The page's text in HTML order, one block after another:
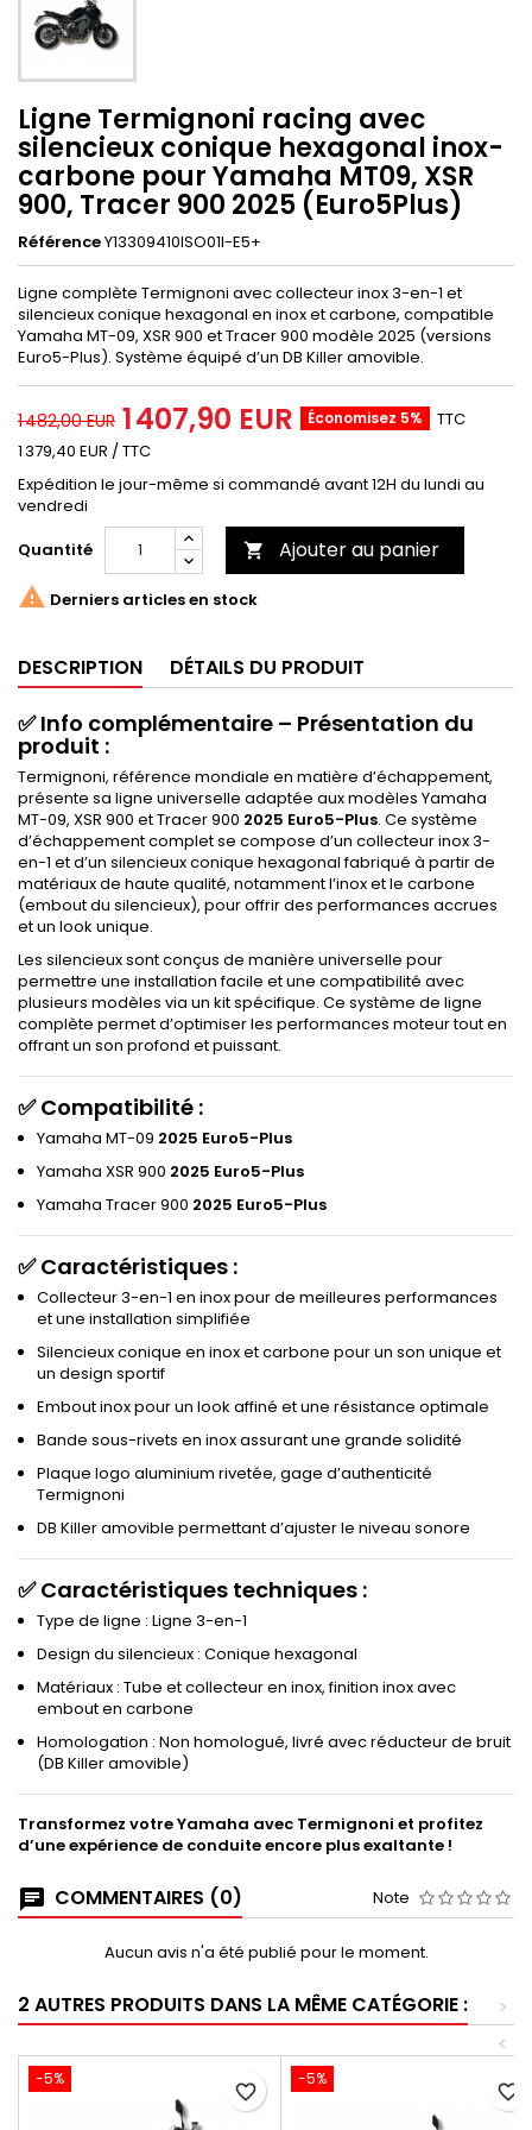
Ligne Termignoni racing avec
silencieux conique hexagonal inox-
carbone pour Yamaha MT09, XSR
900, Tracer 900 2025 (Euro5Plus)
RéférenceY13309410ISO01I-E5+
Ligne complète Termignoni avec collecteur inox 3-en-1 et
silencieux conique hexagonal en inox et carbone, compatible
Yamaha MT-09, XSR 900 et Tracer 900 modèle 2025 (versions
Euro5-Plus). Système équipé d’un DB Killer amovible.
1 482,00 EUR 1 407,90 EUR Économisez 5%
TTC
1 379,40 EUR / TTC
Expédition le jour-même si commandé avant 12H du lundi au
vendredi
Quantité
 Ajouter au panier
 Derniers articles en stock
DESCRIPTION DÉTAILS DU PRODUIT
✅Info complémentaire – Présentation du
produit :
Termignoni, référence mondiale en matière d’échappement,
présente sa ligne universelle adaptée aux modèles Yamaha
MT-09, XSR 900 et Tracer 900 2025 Euro5-Plus. Ce système
d’échappement complet se compose d’un collecteur inox 3-
en-1 et d’un silencieux conique hexagonal fabriqué à partir de
matériaux de haute qualité, notamment l’inox et le carbone
(embout du silencieux), pour offrir des performances accrues
et un look unique.
Les silencieux sont conçus de manière universelle pour
permettre une installation facile et une compatibilité avec
plusieurs modèles via un kit spécifique. Ce système de ligne
complète permet d’optimiser les performances moteur tout en
offrant un son profond et puissant.
✅Compatibilité :
Yamaha MT-09 2025 Euro5-Plus
Yamaha XSR 900 2025 Euro5-Plus
Yamaha Tracer 900 2025 Euro5-Plus
✅Caractéristiques :
Collecteur 3-en-1 en inox pour de meilleures performances
et une installation simplifiée
Silencieux conique en inox et carbone pour un son unique et
un design sportif
Embout inox pour un look affiné et une résistance optimale
Bande sous-rivets en inox assurant une grande solidité
Plaque logo aluminium rivetée, gage d’authenticité
Termignoni
DB Killer amovible permettant d’ajuster le niveau sonore
✅Caractéristiques techniques :
Type de ligne : Ligne 3-en-1
Design du silencieux : Conique hexagonal
Matériaux : Tube et collecteur en inox, finition inox avec
embout en carbone
Homologation : Non homologué, livré avec réducteur de bruit
(DB Killer amovible)
Transformez votre Yamaha avec Termignoni et profitez
d’une expérience de conduite encore plus exaltante !
COMMENTAIRES (0) Note
Aucun avis n'a été publié pour le moment.
2 AUTRES PRODUITS DANS LA MÊME CATÉGORIE :
>
<
-5%
favorite_border
-5%
favorite_border